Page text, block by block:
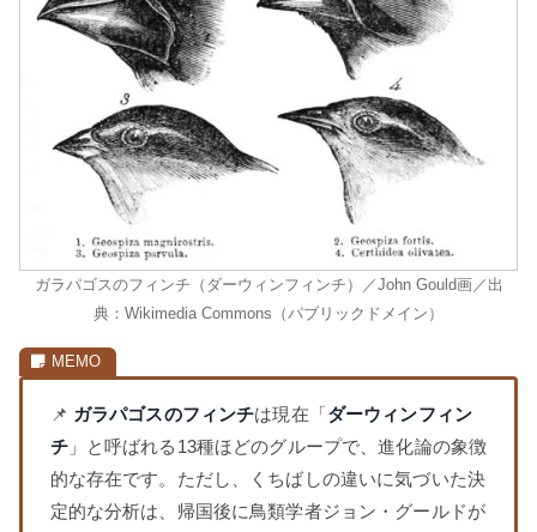
ガラパゴスのフィンチ（ダーウィンフィンチ）／John Gould画／出
典：Wikimedia Commons（パブリックドメイン）
📌 ガラパゴスのフィンチは現在「ダーウィンフィン
チ」と呼ばれる13種ほどのグループで、進化論の象徴
的な存在です。ただし、くちばしの違いに気づいた決
定的な分析は、帰国後に鳥類学者ジョン・グールドが